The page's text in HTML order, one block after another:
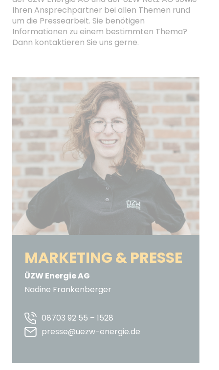
Ihren Ansprechpartner bei allen Themen rund
um die Pressearbeit. Sie benötigen
Informationen zu einem bestimmten Thema?
Dann kontaktieren Sie uns gerne.
MARKETING & PRESSE
ÜZW Energie AG
Nadine Frankenberger
08703 92 55 – 1528
presse@uezw-energie.de